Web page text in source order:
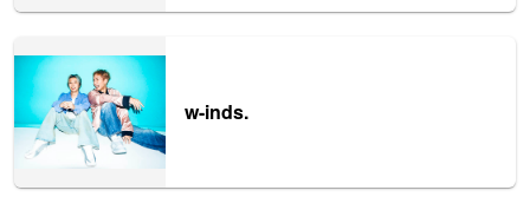
w-inds.